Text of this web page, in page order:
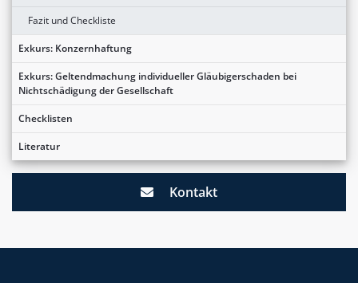
Fazit und Checkliste
Exkurs: Konzernhaftung
Exkurs: Geltendmachung individueller Gläubigerschaden bei
Nichtschädigung der Gesellschaft
Checklisten
Literatur
Kontakt